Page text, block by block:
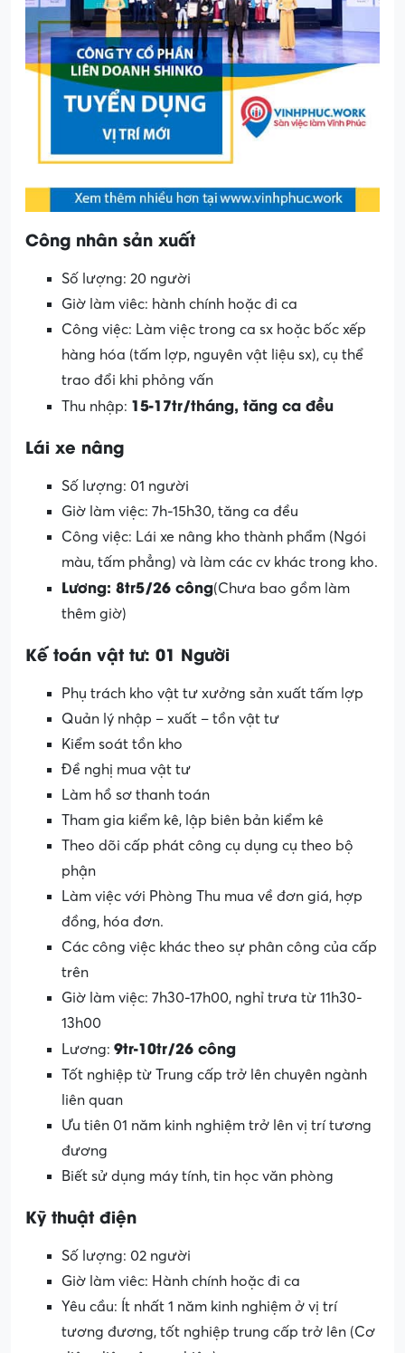
Công nhân sản xuất
Số lượng: 20 người
Giờ làm viêc: hành chính hoặc đi ca
Công việc: Làm việc trong ca sx hoặc bốc xếp
hàng hóa (tấm lợp, nguyên vật liệu sx), cụ thể
trao đổi khi phỏng vấn
Thu nhập: 15-17tr/tháng, tăng ca đều
Lái xe nâng
Số lượng: 01 người
Giờ làm việc: 7h-15h30, tăng ca đều
Công việc: Lái xe nâng kho thành phẩm (Ngói
màu, tấm phẳng) và làm các cv khác trong kho.
Lương: 8tr5/26 công(Chưa bao gồm làm
thêm giờ)
Kế toán vật tư: 01 Người
Phụ trách kho vật tư xưởng sản xuất tấm lợp
Quản lý nhập – xuất – tồn vật tư
Kiểm soát tồn kho
Đề nghị mua vật tư
Làm hồ sơ thanh toán
Tham gia kiểm kê, lập biên bản kiểm kê
Theo dõi cấp phát công cụ dụng cụ theo bộ
phận
Làm việc với Phòng Thu mua về đơn giá, hợp
đồng, hóa đơn.
Các công việc khác theo sự phân công của cấp
trên
Giờ làm việc: 7h30-17h00, nghỉ trưa từ 11h30-
13h00
Lương: 9tr-10tr/26 công
Tốt nghiệp từ Trung cấp trở lên chuyên ngành
liên quan
Ưu tiên 01 năm kinh nghiệm trở lên vị trí tương
đương
Biết sử dụng máy tính, tin học văn phòng
Kỹ thuật điện
Số lượng: 02 người
Giờ làm viêc: Hành chính hoặc đi ca
Yêu cầu: Ít nhất 1 năm kinh nghiệm ở vị trí
tương đương, tốt nghiệp trung cấp trở lên (Cơ